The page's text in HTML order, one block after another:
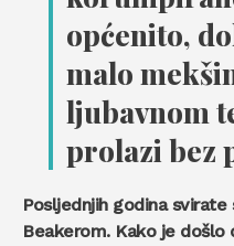
općenito,
malo
ljubavnom
prolazi bez
Posljednjih godina
Beakerom. Kako je